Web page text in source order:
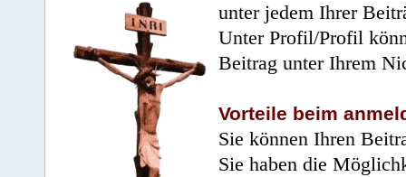
unter jedem Ihrer
Unter Profil/Profil
Beitrag unter Ihrem
Vorteile beim
Sie können Ihren
Sie haben die